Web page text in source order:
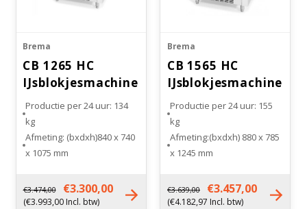
Brema
CB 1265 HC
IJsblokjesmachine
RVS
Productie per 24 uur: 134
kg
Afmeting: (bxdxh)840 x 740
x 1075 mm
Type koeling: Luchtgekoeld
Gewicht: 113 kg
€3.474,00 €3.300,00
(€3.993,00 Incl. btw)
Brema
CB 1565 HC
IJsblokjesmachine
RVS
Productie per 24 uur: 155
kg
Afmeting:(bxdxh) 880 x 785
x 1245 mm
Type koeling: Luchtgekoeld
Gewicht: 118 kg
€3.639,00 €3.457,00
(€4.182,97 Incl. btw)